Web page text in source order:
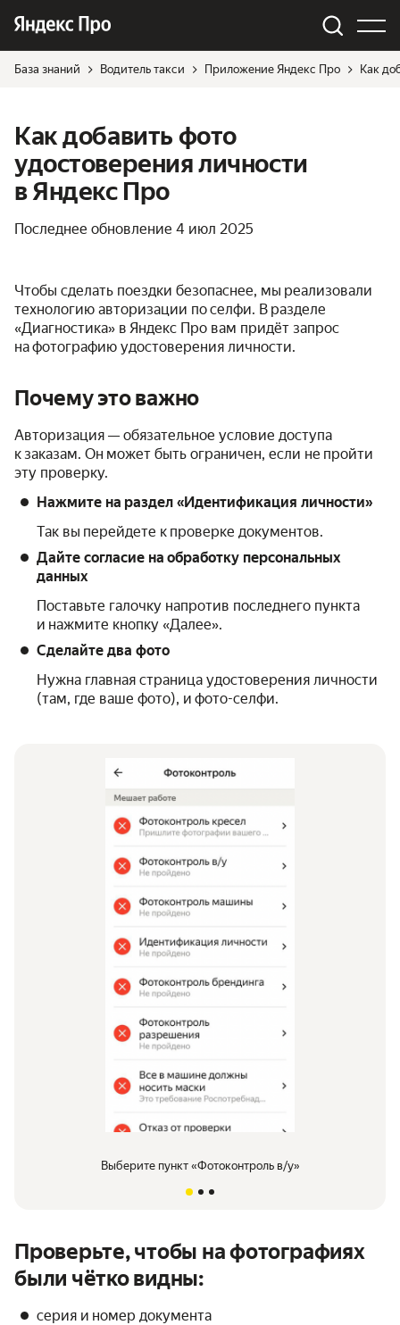
База знаний Водитель такси Приложение Яндекс Про Как
Как добавить фото
удостоверения личности
в Яндекс Про
Последнее обновление 4 июл 2025
Чтобы сделать поездки безопаснее, мы реализовали
технологию авторизации по селфи. В разделе
«Диагностика» в Яндекс Про вам придёт запрос
на фотографию удостоверения личности.
Почему это важно
Авторизация — обязательное условие доступа
к заказам. Он может быть ограничен, если не пройти
эту проверку.
Нажмите на раздел «Идентификация личности»
Так вы перейдете к проверке документов.
Дайте согласие на обработку персональных
данных
Поставьте галочку напротив последнего пункта
и нажмите кнопку «Далее».
Сделайте два фото
Нужна главная страница удостоверения личности
(там, где ваше фото), и фото-селфи.
Выберите пункт «Фотоконтроль в/у»
Проверьте, чтобы на фотографиях
были чётко видны:
серия и номер документа